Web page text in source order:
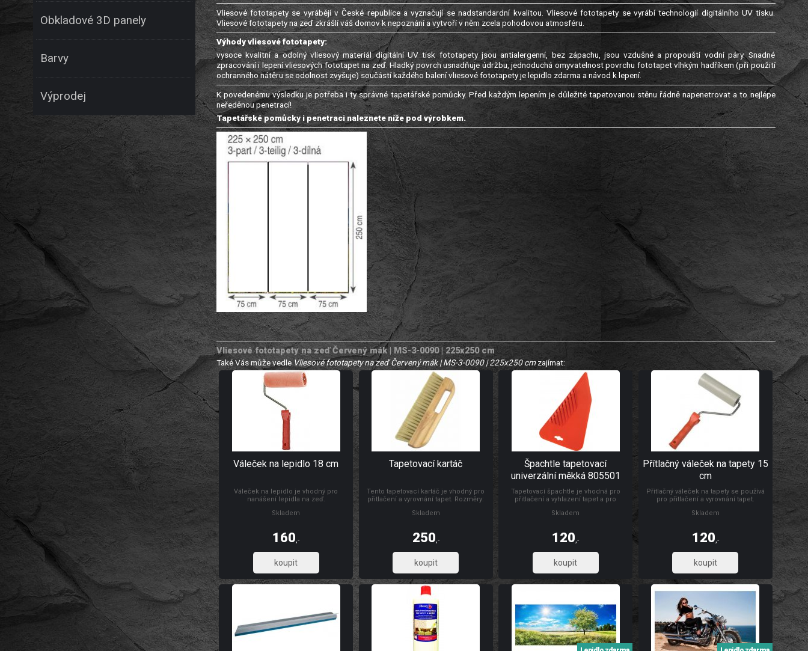
Vliesové fototapety se vyrábějí v České republice a vyznačují se nadstandardní kvalitou. Vliesové fototapety se vyrábí technologií digitálního UV tisku.
Vliesové fototapety na zeď zkrášlí váš domov k nepoznání a vytvoří v něm zcela pohodovou atmosféru.
Výhody vliesové fototapety:
vysoce kvalitní a odolný vliesový materiál digitální UV tisk fototapety jsou antialergenní, bez zápachu, jsou vzdušné a propouští vodní páry. Snadné
zpracování i lepení vliesových fototapet na zeď. Hladký povrch usnadňuje údržbu, jednoduchá omyvatelnost povrchu fototapet vlhkým hadříkem (při použití
ochranného nátěru se odolnost zvyšuje) součástí každého balení vliesové fototapety je lepidlo zdarma a návod k lepení.
K povedenému výsledku je potřeba i ty správné tapetářské pomůcky. Před každým lepením je důležité tapetovanou stěnu řádně napenetrovat a to nejlépe
neředěnou penetrací!
Tapetářské pomůcky i penetraci naleznete níže pod výrobkem.
Vliesové fototapety na zeď Červený mák | MS-3-0090 | 225x250 cm
Také Vás může vedleVliesové fototapety na zeď Červený mák | MS-3-0090 | 225x250 cmzajímat:
Váleček na lepidlo 18 cm
Váleček na lepidlo je vhodný pro
nanášení lepidla na zeď.
Skladem
160 ,-
132,23
Tapetovací kartáč
Tento tapetovací kartáč je vhodný pro
přitlačení a vyrovnání tapet. Rozměry:
Skladem
250 ,-
206,61
Špachtle tapetovací
univerzální měkká 805501
Tapetovací špachtle je vhodná pro
přitlačení a vyhlazení tapet a pro
folií, s drážkou pro odříznutí tapet ve
Skladem
120 ,-
99,17
Přítlačný váleček na tapety 15
cm
Přítlačný váleček na tapety se používá
pro přitlačení a vyrovnání tapet.
je vyroben z PUR pěny, umělohmotný
Skladem
120 ,-
99,17
Obkladové 3D panely
Barvy
Výprodej